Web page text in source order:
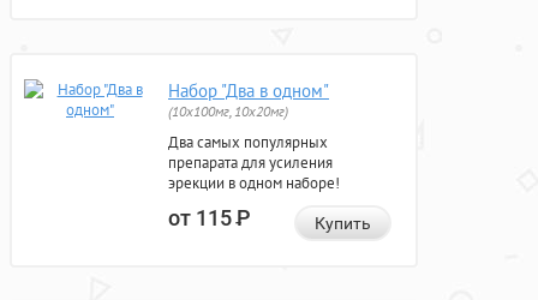
Набор "Два в одном"
(10x100мг, 10x20мг)
Два самых популярных
препарата для усиления
эрекции в одном наборе!
от 115Р Купить